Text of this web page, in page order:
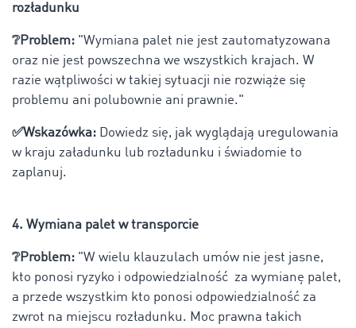
rozładunku
❔Problem: "Wymiana palet nie jest zautomatyzowana
oraz nie jest powszechna we wszystkich krajach. W
razie wątpliwości w takiej sytuacji nie rozwiąże się
problemu ani polubownie ani prawnie."
✅Wskazówka: Dowiedz się, jak wyglądają uregulowania
w kraju załadunku lub rozładunku i świadomie to
zaplanuj.
4. Wymiana palet w transporcie
❔Problem: "W wielu klauzulach umów nie jest jasne,
kto ponosi ryzyko i odpowiedzialność za wymianę palet,
a przede wszystkim kto ponosi odpowiedzialność za
zwrot na miejscu rozładunku. Moc prawna takich